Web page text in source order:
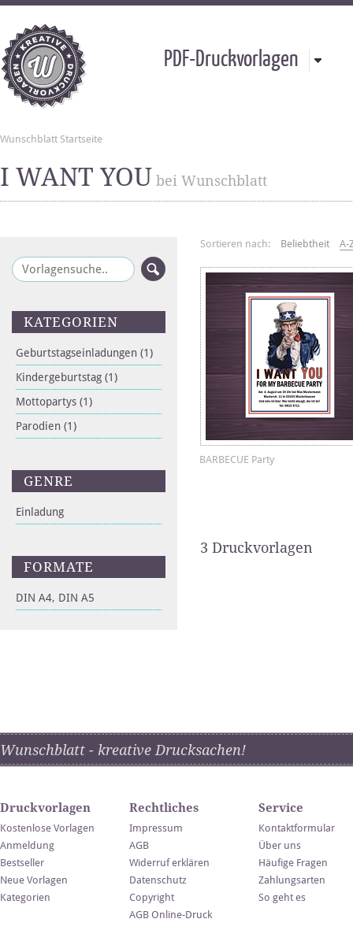
PDF-Druckvorlagen
Wunschblatt Startseite
I WANT YOU bei Wunschblatt
KATEGORIEN
Geburtstagseinladungen (1)
Kindergeburtstag (1)
Mottopartys (1)
Parodien (1)
GENRE
Einladung
FORMATE
DIN A4, DIN A5
Sortieren nach: Beliebtheit A-
BARBECUE Party
3 Druckvorlagen
Wunschblatt - kreative Drucksachen!
Druckvorlagen
Kostenlose Vorlagen
Anmeldung
Bestseller
Neue Vorlagen
Kategorien
Rechtliches
Impressum
AGB
Widerruf erklären
Datenschutz
Copyright
AGB Online-Druck
Service
Kontaktformular
Über uns
Häufige Fragen
Zahlungsarten
So geht es